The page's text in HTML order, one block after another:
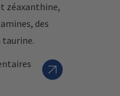
zéaxanthine,
des